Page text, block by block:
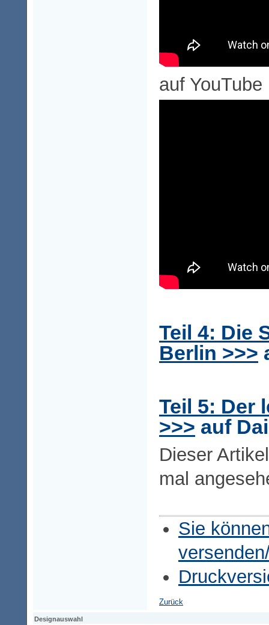
auf YouTube
Teil 4: Die
Berlin >>>
Teil 5: Der
>>> auf
Dieser
mal
Sie
Zurück
Designauswahl